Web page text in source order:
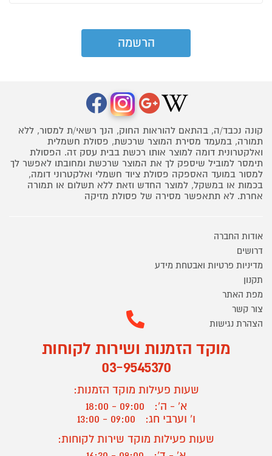
קונה נכבד/ה, בהתאם להוראות החוק, הנך רשאי/ת למסור, ללא
תמורה, במעמד מסירת המוצר שרכשת, פסולת חשמלית
ואלקטרונית דומה למוצר אותו רכשת בבית עסק זה. הפסולת
תימסר למוביל שיספק לך את המוצר שרכשת ומחובתו לאפשר לך
למסור במועד האספקה פסולת ציוד חשמלי ואלקטרוני דומה,
בכמות או במשקל, למוצר החדש וזאת ללא תשלום או תמורה
אחרת. לא תתאפשר מסירה של פסולת מזיקה
אודות החברה
דרושים
מדיניות פרטיות ואבטחת מידע
תקנון
מפת האתר
צור קשר
הצהרת נגישות
מוקד הזמנות ושירות לקוחות
03-9545370
שעות פעילות מוקד הזמנות:
א' - ה':
09:00 - 18:00
ו' וערבי חג:
09:00 - 13:00
שעות פעילות מוקד שירות לקוחות: